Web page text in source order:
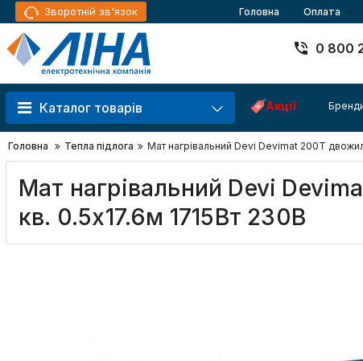
Зворотній зв'язок Головна Оплата
0 800
Каталог товарів Акції
Головна Тепла підлога Мат нагрівальний Devi Devimat 200T
Мат нагрівальний Devi
кв. 0.5x17.6м 1715Вт 230В